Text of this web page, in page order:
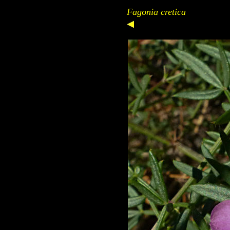
Fagonia cretica